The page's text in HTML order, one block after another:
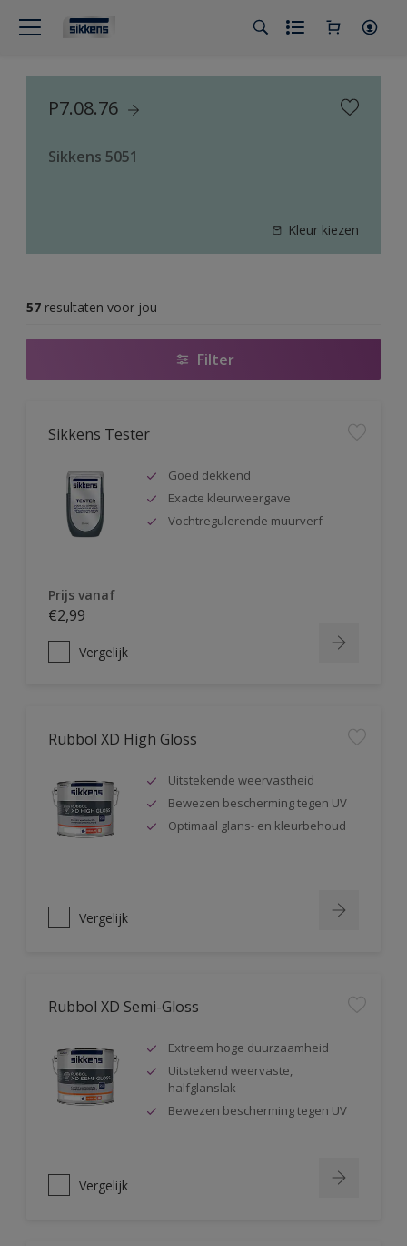
P7.08.76
Sikkens 5051
Kleur kiezen
57 resultaten voor jou
Filter
Sikkens Tester
Goed dekkend
Exacte kleurweergave
Vochtregulerende muurverf
Prijs vanaf
€2,99
Vergelijk
Rubbol XD High Gloss
Uitstekende weervastheid
Bewezen bescherming tegen UV
Optimaal glans- en kleurbehoud
Vergelijk
Rubbol XD Semi-Gloss
Extreem hoge duurzaamheid
Uitstekend weervaste,
halfglanslak
Bewezen bescherming tegen UV
Vergelijk